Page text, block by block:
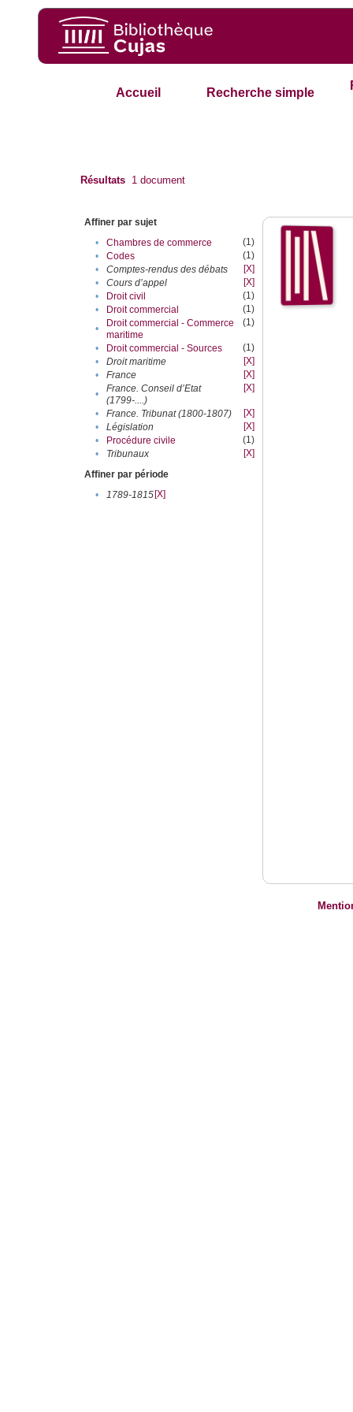
Accueil Recherche simple
Résultats 1 document
Affiner par sujet
•
Chambres de commerce
(1)
•
Codes
(1)
•
Comptes-rendus des débats
[X]
•
Cours d’appel
[X]
•
Droit civil
(1)
•
Droit commercial
(1)
•
Droit commercial - Commerce
maritime
(1)
• Droit commercial - Sources
(1)
•
Droit maritime
[X]
•
France
[X]
•
France. Conseil d’Etat
(1799-....)
[X]
• France. Tribunat (1800-1807)
[X]
•
Législation
[X]
•
Procédure civile
(1)
•
Tribunaux
[X]
Affiner par période
•
1789-1815[X]